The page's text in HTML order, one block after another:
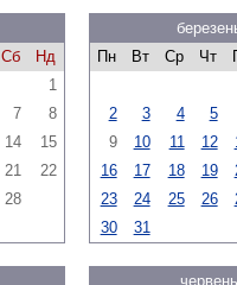
Сб
Нд
1
7
8
14
15
21
22
28
Пн
Вт Ср Чт
2
3 4 5
9
10 11 12
16
17 18 19
23
24 25 26
30
31
червень